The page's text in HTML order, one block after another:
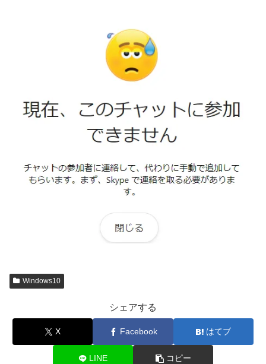
Windows10
シェアする
X Facebook はてブ
LINE コピー